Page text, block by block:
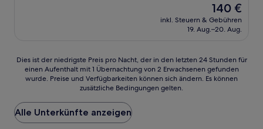
Der
Preis
beträgt
140 €
inkl. Steuern & Gebühren
19. Aug.–20. Aug.
Dies
der
Preis
pro
Nacht,
Dies ist der niedrigste Preis pro Nacht, der in den letzten 24 Stunden für
einen Aufenthalt mit 1 Übernachtung von 2 Erwachsenen gefunden
wurde. Preise und Verfügbarkeiten können sich ändern. Es können
zusätzliche Bedingungen gelten.
Alle Unterkünfte anzeigen